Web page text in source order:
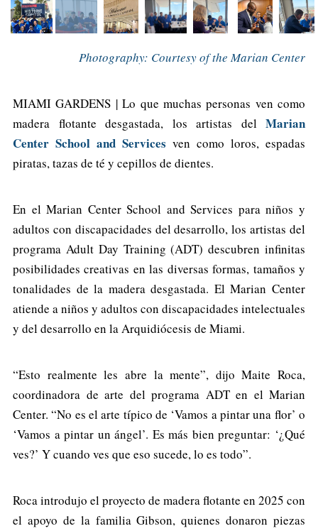
Photography: Courtesy of the Marian Center
MIAMI GARDENS | Lo que muchas personas ven como
madera flotante desgastada, los artistas del Marian
Center School and Services ven como loros, espadas
piratas, tazas de té y cepillos de dientes.
En el Marian Center School and Services para niños y
adultos con discapacidades del desarrollo, los artistas del
programa Adult Day Training (ADT) descubren infinitas
posibilidades creativas en las diversas formas, tamaños y
tonalidades de la madera desgastada. El Marian Center
atiende a niños y adultos con discapacidades intelectuales
y del desarrollo en la Arquidiócesis de Miami.
“Esto realmente les abre la mente”, dijo Maite Roca,
coordinadora de arte del programa ADT en el Marian
Center. “No es el arte típico de ‘Vamos a pintar una flor’ o
‘Vamos a pintar un ángel’. Es más bien preguntar: ‘¿Qué
ves?’ Y cuando ves que eso sucede, lo es todo”.
Roca introdujo el proyecto de madera flotante en 2025 con
el apoyo de la familia Gibson, quienes donaron piezas